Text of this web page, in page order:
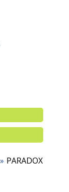
PARADOX